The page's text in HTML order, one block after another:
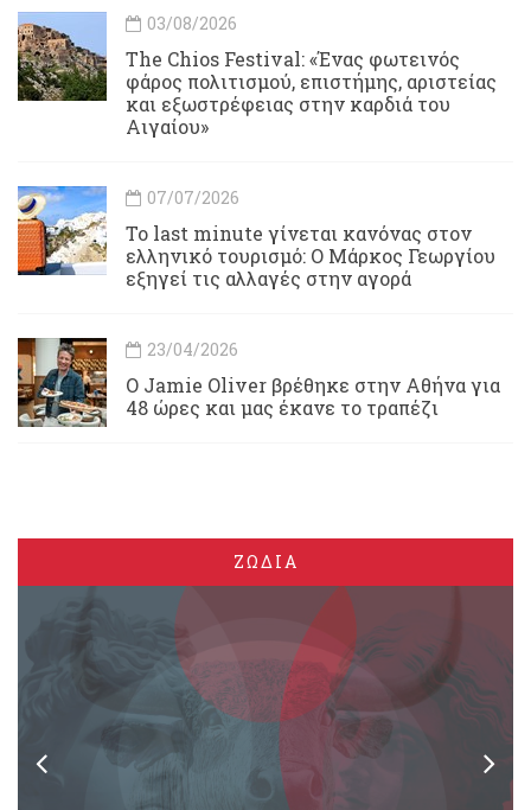
03/08/2026
Τhe Chios Festival: «Ένας φωτεινός
φάρος πολιτισμού, επιστήμης, αριστείας
και εξωστρέφειας στην καρδιά του
Αιγαίου»
07/07/2026
Το last minute γίνεται κανόνας στον
ελληνικό τουρισμό: Ο Μάρκος Γεωργίου
εξηγεί τις αλλαγές στην αγορά
23/04/2026
Ο Jamie Oliver βρέθηκε στην Αθήνα για
48 ώρες και μας έκανε το τραπέζι
ΖΩΔΙΑ